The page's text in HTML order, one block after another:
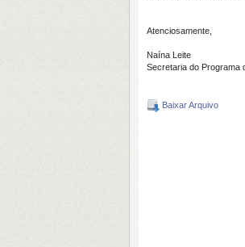
Atenciosamente,
Naína Leite
Secretaria do Programa
Baixar Arquivo